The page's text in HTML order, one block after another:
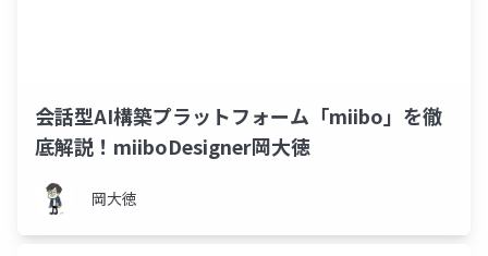
会話型AI構築プラットフォーム「miibo」を徹
底解説！miiboDesigner岡大徳
岡大徳